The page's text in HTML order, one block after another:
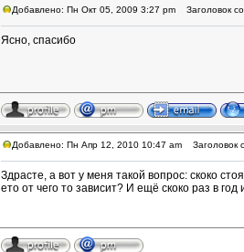
Добавлено: Пн Окт 05, 2009 3:27 pm Заголовок
Ясно, спасибо
Добавлено: Пн Апр 12, 2010 10:47 am Заголовок
Здрасте, а вот у меня такой вопрос: скоко
ето от чего то зависит? И ещё скоко раз в